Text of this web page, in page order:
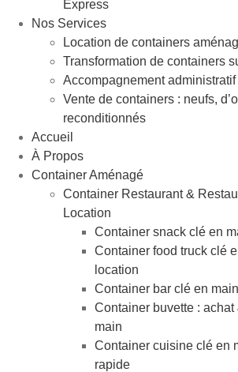
Express
Nos Services
Location de containers
Transformation de containers
Accompagnement
Vente de containers : neufs,
reconditionnés
Accueil
À Propos
Container Aménagé
Container Restaurant &
Location
Container snack clé en
Container food truck clé
location
Container bar clé en
Container buvette :
main
Container cuisine clé en
rapide